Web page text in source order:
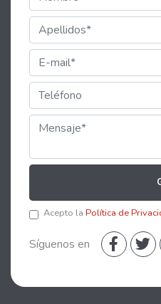
Acepto la Política de
Síguenos en